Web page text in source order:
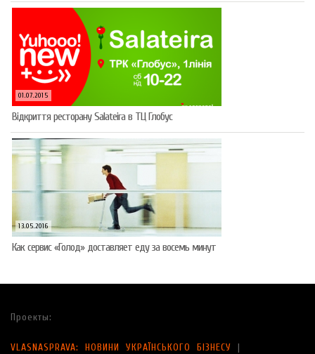
01.07.2015
Відкриття ресторану Salateirа в ТЦ Глобус
13.05.2016
Как сервис «Голод» доставляет еду за восемь минут
Проекты:
VLASNASPRAVA: НОВИНИ УКРАЇНСЬКОГО БІЗНЕСУ |